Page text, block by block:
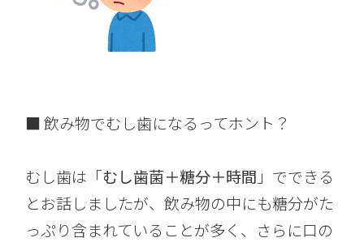
■ 飲み物でむし歯になるってホント？
むし歯は「むし歯菌＋糖分＋時間 」でできる
とお話しましたが、飲み物の中にも糖分がた
っぷり含まれていることが多く、さらに口の